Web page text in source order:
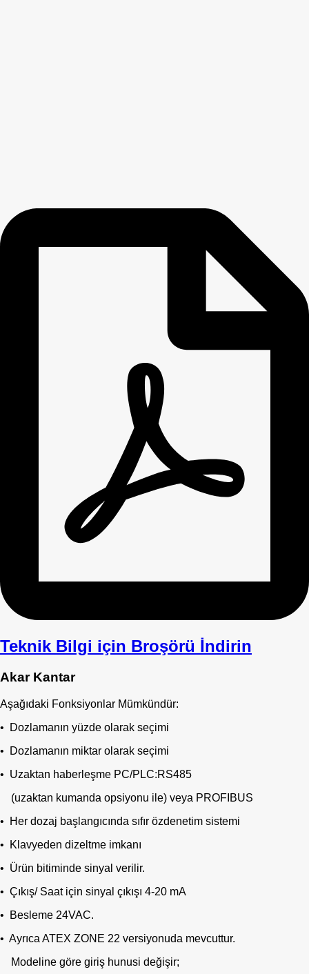
Teknik Bilgi için Broşörü İndirin
Akar Kantar
Aşağıdaki Fonksiyonlar Mümkündür:
• Dozlamanın yüzde olarak seçimi
• Dozlamanın miktar olarak seçimi
• Uzaktan haberleşme PC/PLC:RS485
(uzaktan kumanda opsiyonu ile) veya PROFIBUS
• Her dozaj başlangıcında sıfır özdenetim sistemi
• Klavyeden dizeltme imkanı
• Ürün bitiminde sinyal verilir.
• Çıkış/ Saat için sinyal çıkışı 4-20 mA
• Besleme 24VAC.
• Ayrıca ATEX ZONE 22 versiyonuda mevcuttur.
Modeline göre giriş hunusi değişir;